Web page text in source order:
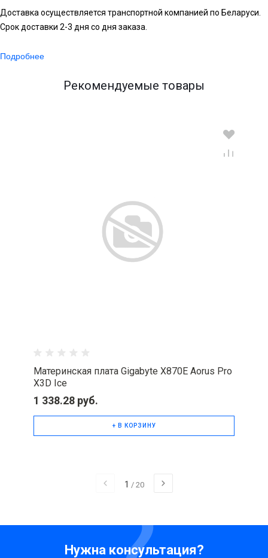
Доставка осуществляется транспортной компанией по Беларуси.
Срок доставки 2-3 дня со дня заказа.
Подробнее
Рекомендуемые товары
Материнская плата Gigabyte X870E Aorus Pro
X3D Ice
1 338.28 руб.
+ В КОРЗИНУ
1 / 20
Нужна консультация?